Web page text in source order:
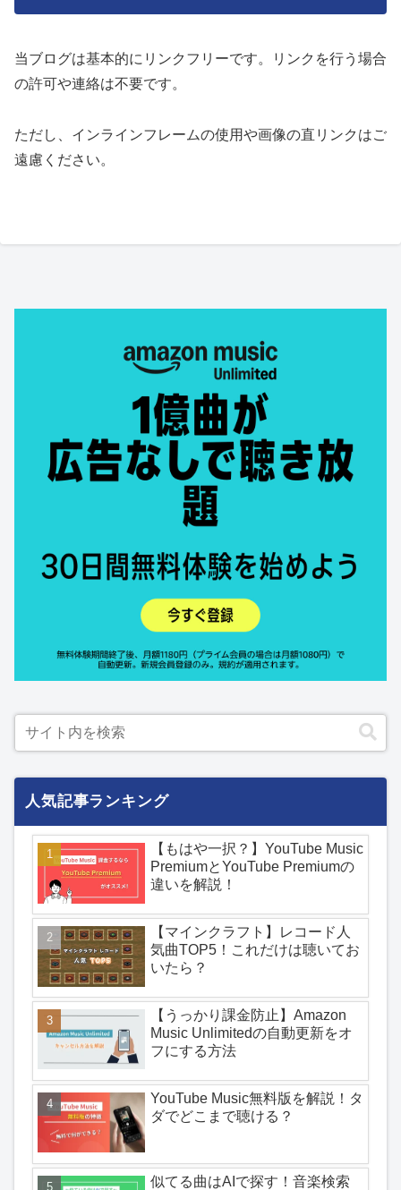
当ブログは基本的にリンクフリーです。リンクを行う場合
の許可や連絡は不要です。
ただし、インラインフレームの使用や画像の直リンクはご
遠慮ください。
人気記事ランキング
【もはや一択？】YouTube Music
PremiumとYouTube Premiumの
違いを解説！
【マインクラフト】レコード人
気曲TOP5！これだけは聴いてお
いたら？
【うっかり課金防止】Amazon
Music Unlimitedの自動更新をオ
フにする方法
YouTube Music無料版を解説！タ
ダでどこまで聴ける？
似てる曲はAIで探す！音楽検索